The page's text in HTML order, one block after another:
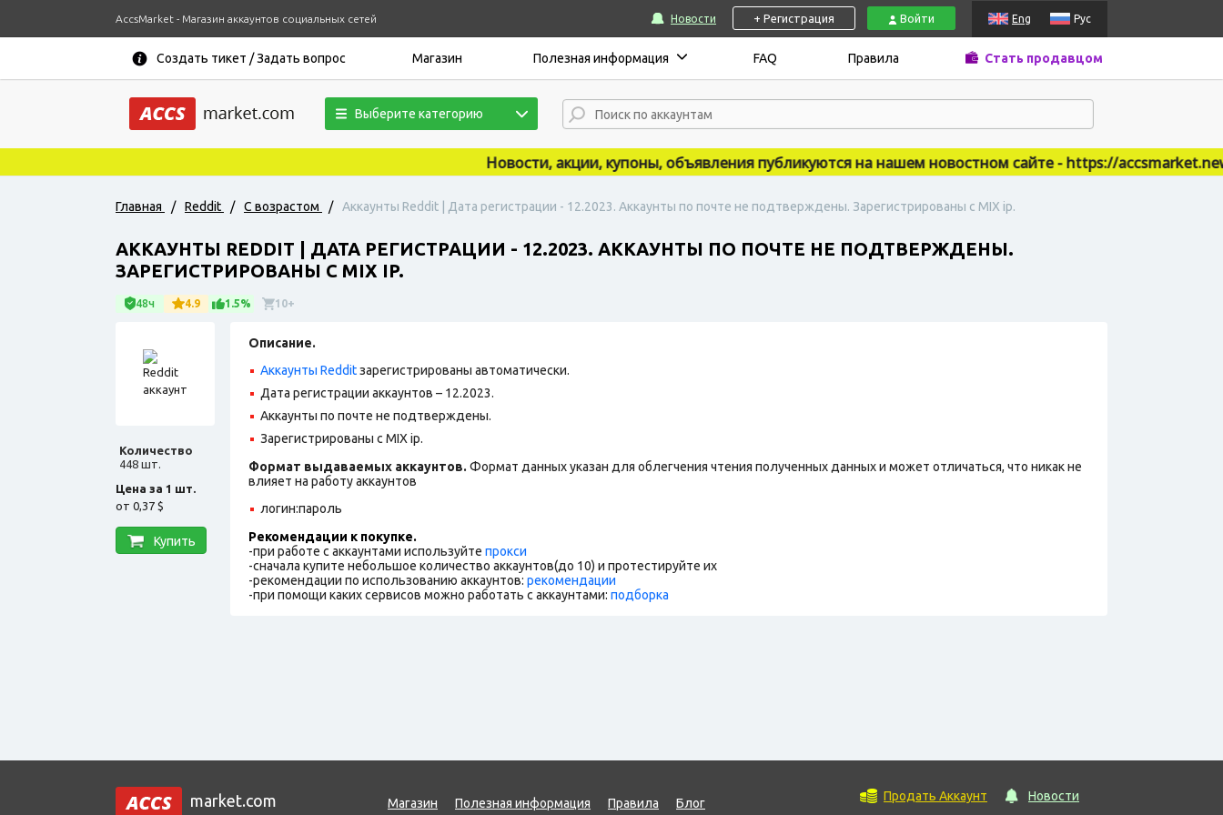
AccsMarket - Магазин аккаунтов социальных сетей Новости + Регистрация Войти Eng Рус
Создать тикет / Задать вопрос Магазин Полезная информация FAQ Правила Стать продавцом
Выберите категорию
Новости, акции, купоны, объявления публикуются на нашем новостном сайте - https://accsmarket.news
Главная / Reddit / С возрастом / Аккаунты Reddit | Дата регистрации - 12.2023. Аккаунты по почте не подтверждены. Зарегистрированы с MIX ip.
АККАУНТЫ REDDIT | ДАТА РЕГИСТРАЦИИ - 12.2023. АККАУНТЫ ПО ПОЧТЕ НЕ ПОДТВЕРЖДЕНЫ.
ЗАРЕГИСТРИРОВАНЫ С MIX IP.
48ч 4.9 1.5% 10+
Количество
448 шт.
Цена за 1 шт.
от 0,37 $
Купить
Описание.
Аккаунты Redditзарегистрированы автоматически.
Дата регистрации аккаунтов – 12.2023.
Аккаунты по почте не подтверждены.
Зарегистрированы с MIX ip.
Формат выдаваемых аккаунтов. Формат данных указан для облегчения чтения полученных данных и может отличаться, что никак не
влияет на работу аккаунтов
логин:пароль
Рекомендации к покупке.
-при работе с аккаунтами используйте прокси
-сначала купите небольшое количество аккаунтов(до 10) и протестируйте их
-рекомендации по использованию аккаунтов: рекомендации
-при помощи каких сервисов можно работать с аккаунтами: подборка
market.com Магазин Полезная информация Правила Блог Продать Аккаунт Новости